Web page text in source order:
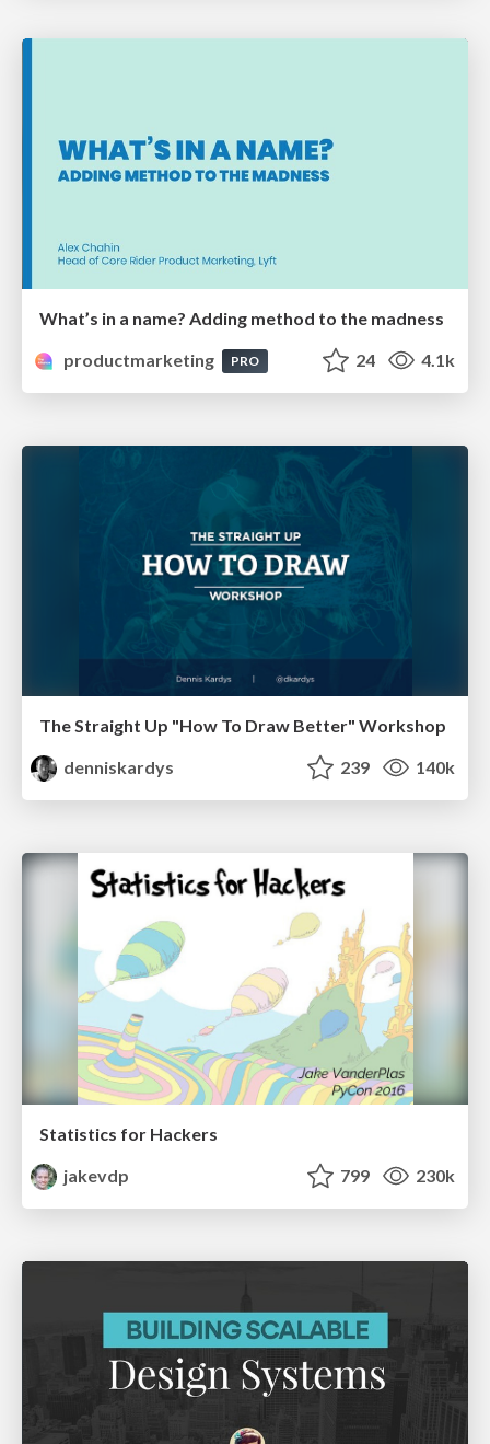
What’s in a name? Adding method to the madness
productmarketing
PRO 24 4.1k
The Straight Up "How To Draw Better" Workshop
denniskardys
239 140k
Statistics for Hackers
jakevdp
799 230k